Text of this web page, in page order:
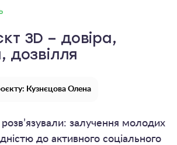
3D – довіра,
дозвілля
Кузнєцова Олена
залучення молодих
до активного соціального